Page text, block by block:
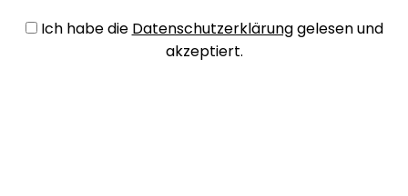
Ich habe die Datenschutzerklärunggelesen und
akzeptiert.